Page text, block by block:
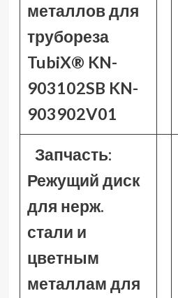
металлов для
трубореза
TubiX® KN-
903102SB KN-
903902V01
Запчасть:
Режущий диск
для нерж.
стали и
цветным
металлам для